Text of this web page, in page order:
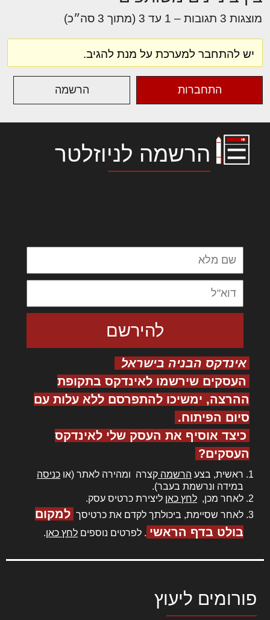
מוצגות 3 תגובות – 1 עד 3 (מתוך 3 סה״כ)
יש להתחבר למערכת על מנת להגיב.
התחברות הרשמה
הרשמה לניוזלטר
אינדקס הבניה בישראל
העסקים שירשמו לאינדקס בתקופת
ההרצה, ימשיכו להתפרסם ללא עלות עם
סיום הפיתוח.
כיצד אוסיף את העסק שלי לאינדקס
העסקים?
ראשית, בצע הרשמה קצרה ומהירה לאתר (או כניסה
במידה ונרשמת בעבר).
לאחר מכן, לחץ כאן ליצירת כרטיס עסק.
לאחר שסיימת, ביכולתך לקדם את כרטיסך למקום
בולט בדף הראשי . לפרטים נוספים לחץ כאן.
פורומים ליעוץ